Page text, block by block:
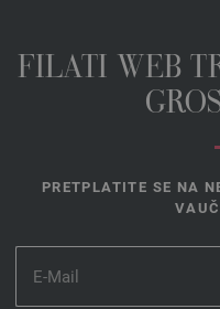
FILATI WEB
PRETPLATITE SE NA